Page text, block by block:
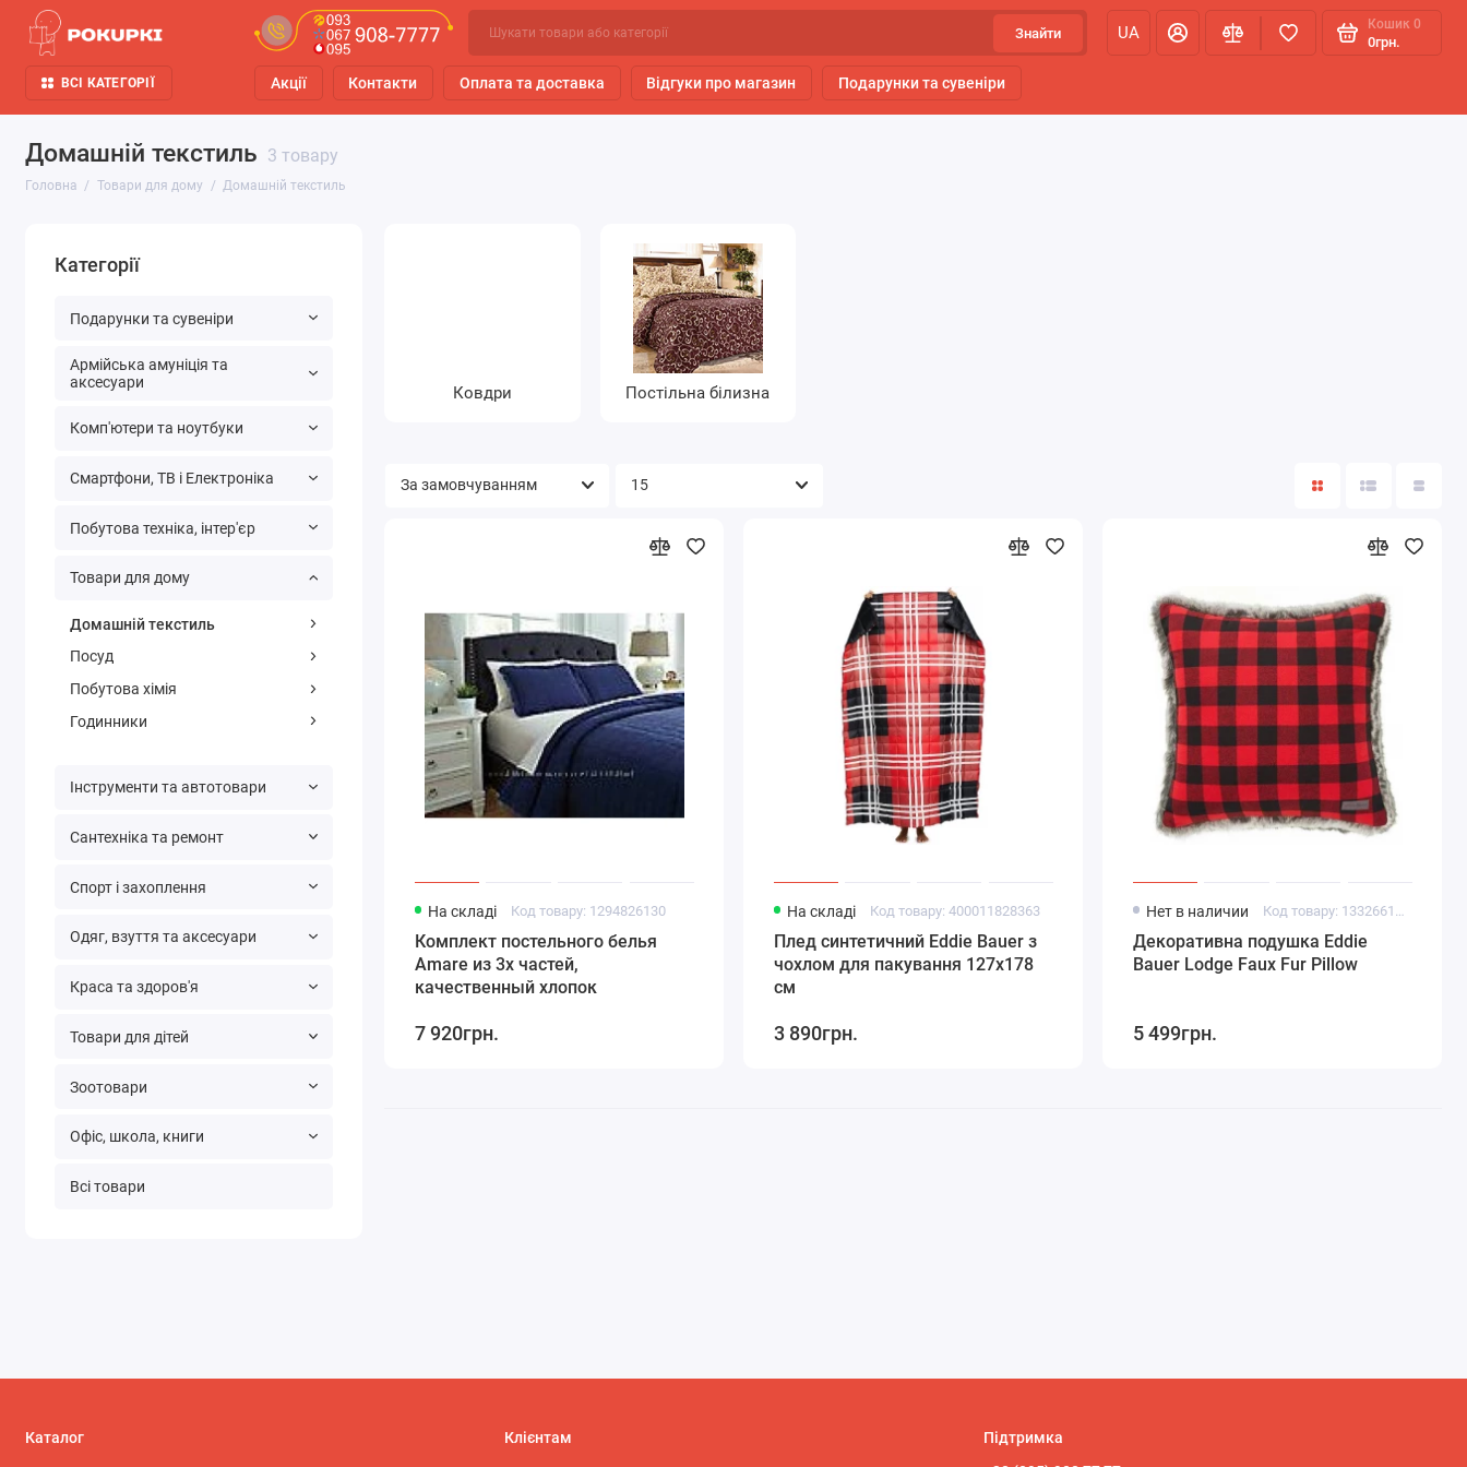
Знайти UA Кошик 0
0грн.
ВСІ КАТЕГОРІЇ Акції Контакти Оплата та доставка Відгуки про магазин Подарунки та сувеніри
Домашній текстиль 3 товару
Головна Товари для дому Домашній текстиль
Категорії
Подарунки та сувеніри
Армійська амуніція та
аксесуари
Комп'ютери та ноутбуки
Смартфони, ТВ і Електроніка
Побутова техніка, інтер'єр
Товари для дому
Домашній текстиль
Посуд
Побутова хімія
Годинники
Інструменти та автотовари
Сантехніка та ремонт
Спорт і захоплення
Одяг, взуття та аксесуари
Краса та здоров'я
Товари для дітей
Зоотовари
Офіс, школа, книги
Всі товари
Ковдри Постільна білизна
На складі Код товару: 1294826130
Комплект постельного белья
Amare из 3х частей,
качественный хлопок
7 920грн.
На складі Код товару: 400011828363
Плед синтетичний Eddie Bauer з
чохлом для пакування 127х178
см
3 890грн.
Нет в наличии
Декоративна подушка Eddie
Bauer Lodge Faux Fur Pillow
5 499грн.
Каталог Клієнтам
Підтримка